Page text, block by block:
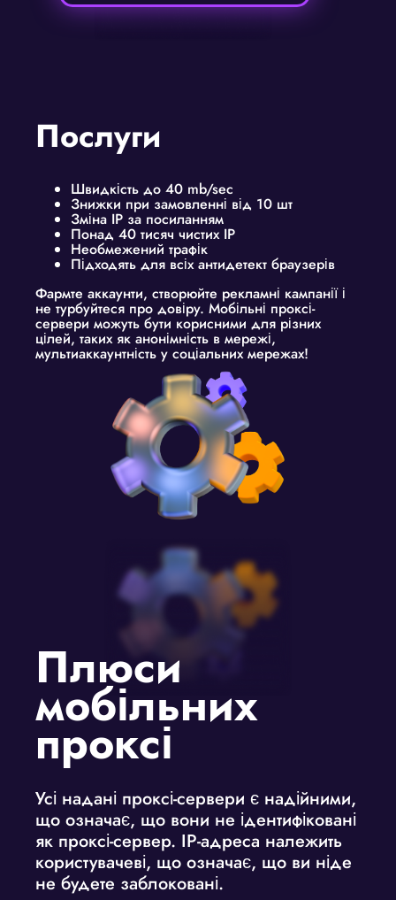
Послуги
Швидкість до 40 mb/sec
Знижки при замовленні від 10 шт
Зміна IP за посиланням
Понад 40 тисяч чистих IP
Необмежений трафік
Підходять для всіх антидетект браузерів
Фармте аккаунти, створюйте рекламні кампанії і
не турбуйтеся про довіру. Мобільні проксі-
сервери можуть бути корисними для різних
цілей, таких як анонімність в мережі,
мультиаккаунтність у соціальних мережах!
Плюси
мобільних
проксі
Усі надані проксі-сервери є надійними,
що означає, що вони не ідентифіковані
як проксі-сервер. IP-адреса належить
користувачеві, що означає, що ви ніде
не будете заблоковані.